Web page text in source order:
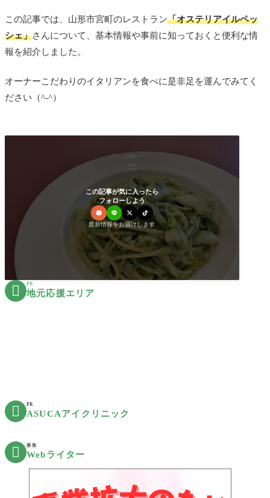
この記事では、山形市宮町のレストラン「オステリアイルペッ
シェ」さんについて、基本情報や事前に知っておくと便利な情
報を紹介しました。
オーナーこだわりのイタリアンを食べに是非足を運んでみてく
ださい（^-^）
この記事が気に入ったら
フォローしよう
最新情報をお届けします
 PR
地元応援エリア
 PR
ASUCAアイクリニック
 募集
Webライター